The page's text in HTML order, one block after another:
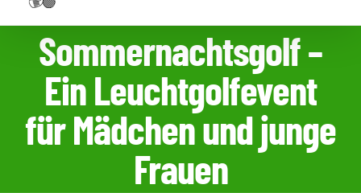
Sommernachtsgolf –
Ein Leuchtgolfevent
für Mädchen und junge
Frauen